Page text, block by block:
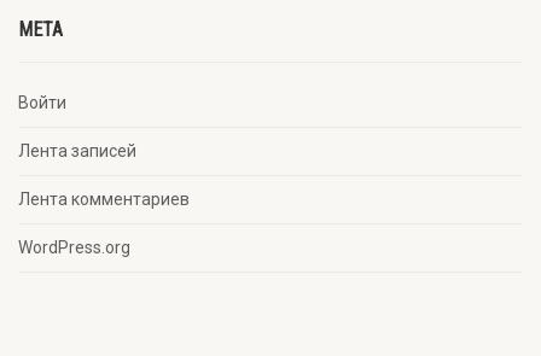
META
Войти
Лента записей
Лента комментариев
WordPress.org